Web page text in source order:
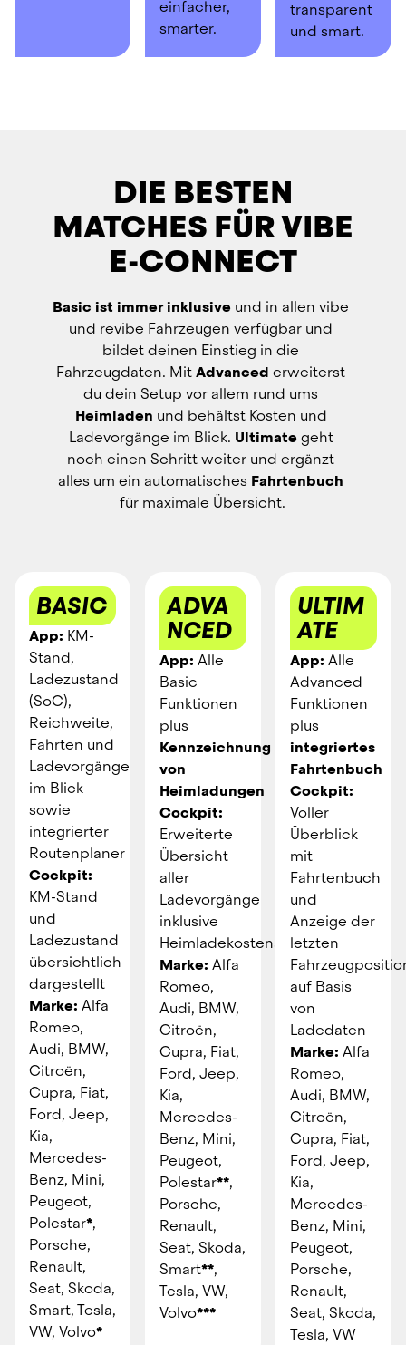
einfacher,
smarter.
transparent
und smart.
DIE BESTEN
MATCHES FÜR VIBE
E-CONNECT
Basic ist immer inklusive und in allen vibe
und revibe Fahrzeugen verfügbar und
bildet deinen Einstieg in die
Fahrzeugdaten. Mit Advanced erweiterst
Heimladen und behältst Kosten und
Ladevorgänge im Blick. Ultimate geht
noch einen Schritt weiter und ergänzt
alles um ein automatisches Fahrtenbuch
für maximale Übersicht.
BASIC
App: KM-
Stand,
Ladezustand
(SoC),
Reichweite,
Fahrten und
Ladevorgänge
im Blick
sowie
integrierter
Routenplaner
Cockpit:
KM-Stand
und
Ladezustand
übersichtlich
dargestellt
Marke: Alfa
Romeo,
Audi, BMW,
Citroën,
Cupra, Fiat,
Ford, Jeep,
Kia,
Mercedes-
Benz, Mini,
Peugeot,
Polestar*,
Porsche,
Renault,
Seat, Skoda,
Smart, Tesla,
VW, Volvo*
ADVA
NCED
App: Alle
Basic
Funktionen
Kennzeichnung
von
Heimladungen
Erweiterte
Übersicht
aller
Ladevorgänge
inklusive
Heimladekostenabrechnung
Marke: Alfa
Romeo,
Audi, BMW,
Citroën,
Cupra, Fiat,
Ford, Jeep,
Kia,
Mercedes-
Benz, Mini,
Peugeot,
Polestar**,
Porsche,
Renault,
Seat, Skoda,
Smart**,
Tesla, VW,
Volvo***
ULTIM
ATE
App: Alle
Advanced
Funktionen
plus
integriertes
Fahrtenbuch
Voller
Überblick
mit
Fahrtenbuch
und
Anzeige der
letzten
auf Basis
von
Ladedaten
Marke: Alfa
Romeo,
Audi, BMW,
Citroën,
Cupra, Fiat,
Ford, Jeep,
Kia,
Mercedes-
Benz, Mini,
Peugeot,
Porsche,
Renault,
Seat, Skoda,
Tesla, VW